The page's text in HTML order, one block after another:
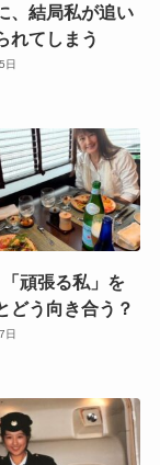
、結局私が追い
れてしまう
日
「頑張る私」を
どう向き合う？
日